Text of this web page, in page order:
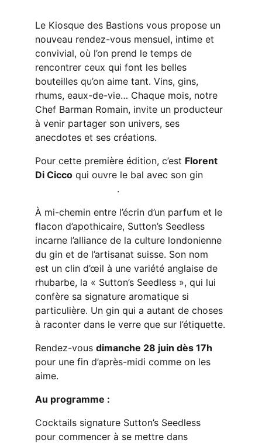
Le Kiosque des Bastions vous propose un
nouveau rendez-vous mensuel, intime et
convivial, où l’on prend le temps de
rencontrer ceux qui font les belles
bouteilles qu’on aime tant. Vins, gins,
rhums, eaux-de-vie… Chaque mois, notre
Chef Barman Romain, invite un producteur
à venir partager son univers, ses
anecdotes et ses créations.
Pour cette première édition, c’est Florent
Di Cicco qui ouvre le bal avec son gin
.
À mi-chemin entre l’écrin d’un parfum et le
flacon d’apothicaire, Sutton’s Seedless
incarne l’alliance de la culture londonienne
du gin et de l’artisanat suisse. Son nom
est un clin d’œil à une variété anglaise de
rhubarbe, la « Sutton’s Seedless », qui lui
confère sa signature aromatique si
particulière. Un gin qui a autant de choses
à raconter dans le verre que sur l’étiquette.
Rendez-vous dimanche 28 juin dès 17h
pour une fin d’après-midi comme on les
aime.
Au programme :
Cocktails signature Sutton’s Seedless
pour commencer à se mettre dans